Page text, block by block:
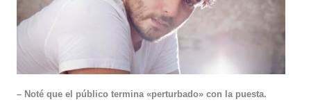
– Noté que el público termina «perturbado» con la puesta.